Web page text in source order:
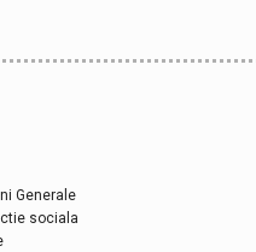
Generale
sociala